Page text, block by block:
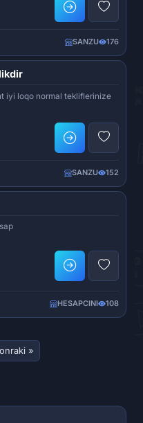
SANZU 176
iyi loqo normal tekliflerinize
SANZU 152
HESAPCINI 108
»